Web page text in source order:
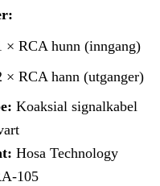
× RCA hunn (inngang)
× RCA hann (utganger)
Koaksial signalkabel
Hosa Technology
105